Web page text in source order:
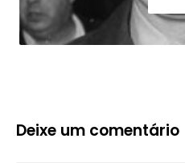
Deixe um comentário